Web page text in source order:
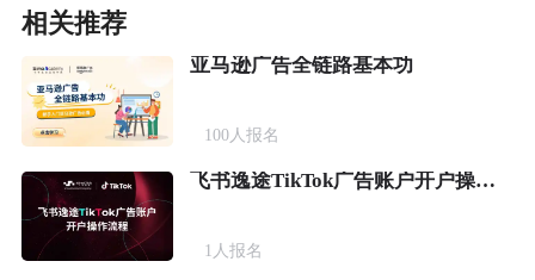
相关推荐
亚马逊广告全链路基本功
100人报名
飞书逸途TikTok广告账户开户操作流程
1 人报名